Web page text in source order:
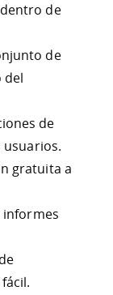
de
de
del
de
gratuita a
informes